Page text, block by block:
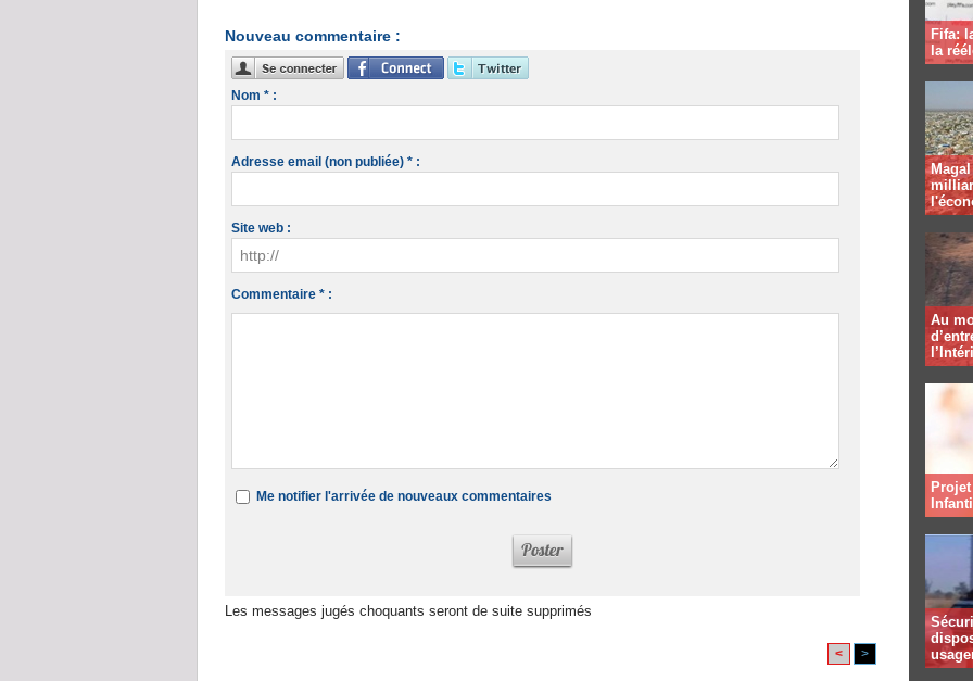
Nouveau commentaire :
Nom * :
Adresse email (non publiée) * :
Site web :
Commentaire * :
Me notifier l'arrivée de nouveaux commentaires
Les messages jugés choquants seront de suite supprimés
< >
Fifa:
la
Au